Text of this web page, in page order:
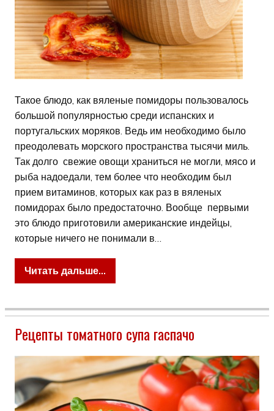
Такое блюдо, как вяленые помидоры пользовалось
большой популярностью среди испанских и
португальских моряков. Ведь им необходимо было
преодолевать морского пространства тысячи миль.
Так долго свежие овощи храниться не могли, мясо и
рыба надоедали, тем более что необходим был
прием витаминов, которых как раз в вяленых
помидорах было предостаточно. Вообще первыми
это блюдо приготовили американские индейцы,
которые ничего не понимали в…
Читать дальше...
Рецепты томатного супа гаспачо